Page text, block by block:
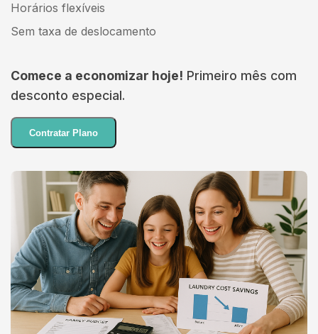
Horários flexíveis
Sem taxa de deslocamento
Comece a economizar hoje! Primeiro mês com
desconto especial.
Contratar Plano